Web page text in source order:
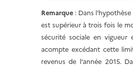
Remarque : Dans
est supérieur à trois fois le
sécurité sociale en
acompte excédant cette
revenus de l'année 2015.